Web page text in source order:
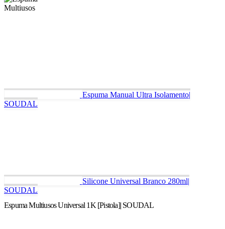
Espuma Manual Ultra Isolamento|
SOUDAL
Silicone Universal Branco 280ml|
SOUDAL
Espuma Multiusos Universal 1K [Pistola]| SOUDAL